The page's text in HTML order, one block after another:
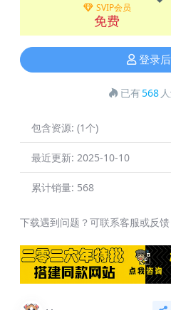
SVIP会员
免费
登录
已有568
包含资源: (1个)
最近更新: 2025-10-10
累计销量: 568
下载遇到问题？可联系客服或反馈